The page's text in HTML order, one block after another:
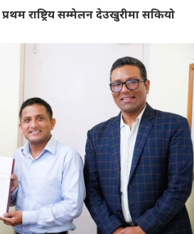
राष्ट्रिय सम्मेलन देउखुरीमा सकियो